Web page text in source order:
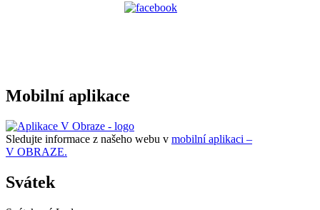
Mobilní aplikace
Sledujte informace z našeho webu v mobilní aplikaci –
V OBRAZE.
Svátek